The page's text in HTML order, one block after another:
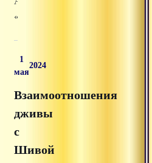
«Непрерывно
Шивы»
раздела
«аудиолекции»
Advayta.org.
1
мая
2024
Взаимоотношения
дживы
с
Шивой